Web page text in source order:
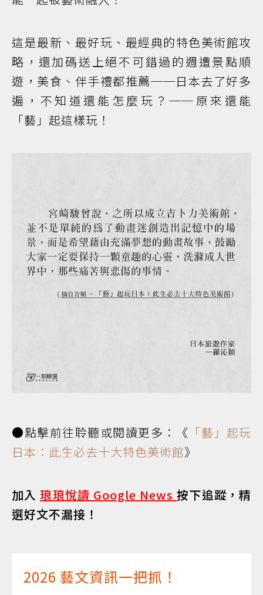
這是最新、最好玩、最經典的特色美術館攻
略，還加碼送上絕不可錯過的週遭景點順
遊，美食、伴手禮都推薦──日本去了好多
遍，不知道還能怎麼玩？──原來還能
「藝」起這樣玩！
●點擊前往聆聽或閱讀更多：《 「藝」起玩
日本：此生必去十大特色美術館》
加入琅琅悅讀 Google News按下追蹤，精
選好文不漏接！
2026 藝文資訊一把抓！